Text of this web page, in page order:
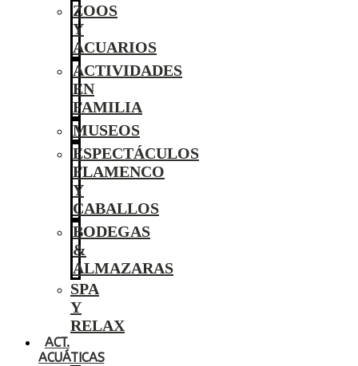
ZOOS
Y
ACUARIOS
ACTIVIDADES
EN
FAMILIA
MUSEOS
ESPECTÁCULOS
FLAMENCO
Y
CABALLOS
BODEGAS
&
ALMAZARAS
SPA
Y
RELAX
ACT.
ACUÁTICAS